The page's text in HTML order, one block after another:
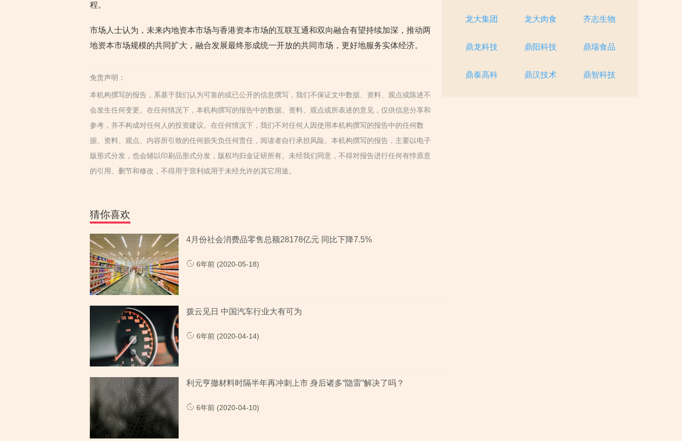
程。
市场人士认为，未来内地资本市场与香港资本市场的互联互通和双向融合有望持续加深，推动两
地资本市场规模的共同扩大，融合发展最终形成统一开放的共同市场，更好地服务实体经济。
免责声明：
本机构撰写的报告，系基于我们认为可靠的或已公开的信息撰写，我们不保证文中数据、资料、观点或陈述不
会发生任何变更。在任何情况下，本机构撰写的报告中的数据、资料、观点或所表述的意见，仅供信息分享和
参考，并不构成对任何人的投资建议。在任何情况下，我们不对任何人因使用本机构撰写的报告中的任何数
据、资料、观点、内容所引致的任何损失负任何责任，阅读者自行承担风险。本机构撰写的报告，主要以电子
版形式分发，也会辅以印刷品形式分发，版权均归金证研所有。未经我们同意，不得对报告进行任何有悖原意
的引用、删节和修改，不得用于营利或用于未经允许的其它用途。
猜你喜欢
4月份社会消费品零售总额28178亿元 同比下降7.5%
6年前 (2020-05-18)
拨云见日 中国汽车行业大有可为
6年前 (2020-04-14)
利元亨撤材料时隔半年再冲刺上市 身后诸多“隐雷”解决了吗？
6年前 (2020-04-10)
龙大集团 龙大肉食 齐志生物
鼎龙科技 鼎阳科技 鼎瑞食品
鼎泰高科 鼎汉技术 鼎智科技